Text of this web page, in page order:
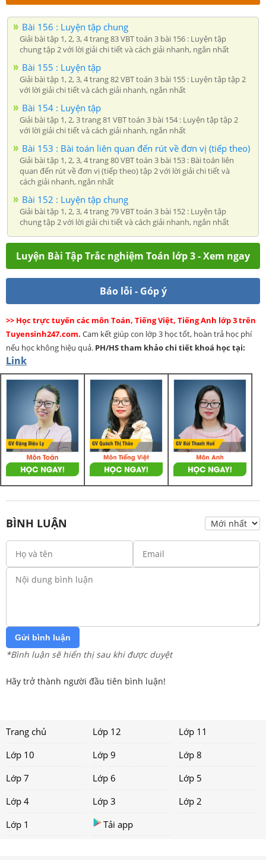
Bài 156 : Luyện tập chung
Giải bài tập 1, 2, 3, 4 trang 83 VBT toán 3 bài 156 : Luyện tập
chung tập 2 với lời giải chi tiết và cách giải nhanh, ngắn nhất
Bài 155 : Luyện tập
Giải bài tập 1, 2, 3, 4 trang 82 VBT toán 3 bài 155 : Luyện tập tập 2
với lời giải chi tiết và cách giải nhanh, ngắn nhất
Bài 154 : Luyện tập
Giải bài tập 1, 2, 3 trang 81 VBT toán 3 bài 154 : Luyện tập tập 2
với lời giải chi tiết và cách giải nhanh, ngắn nhất
Bài 153 : Bài toán liên quan đến rút về đơn vị (tiếp theo)
Giải bài tập 1, 2, 3, 4 trang 80 VBT toán 3 bài 153 : Bài toán liên
quan đến rút về đơn vị (tiếp theo) tập 2 với lời giải chi tiết và
cách giải nhanh, ngắn nhất
Bài 152 : Luyện tập chung
Giải bài tập 1, 2, 3, 4 trang 79 VBT toán 3 bài 152 : Luyện tập
chung tập 2 với lời giải chi tiết và cách giải nhanh, ngắn nhất
Luyện Bài Tập Trắc nghiệm Toán lớp 3 - Xem ngay
Báo lỗi - Góp ý
>> Học trực tuyến các môn Toán, Tiếng Việt, Tiếng Anh lớp 3 trên
Tuyensinh247.com. Cam kết giúp con lớp 3 học tốt, hoàn trả học phí
nếu học không hiệu quả. PH/HStham khảo chi tiết khoá học tại:
Link
BÌNH LUẬN
Gửi bình luận
*Bình luận sẽ hiển thị sau khi được duyệt
Hãy trở thành người đầu tiên bình luận!
Trang chủ Lớp 12
Lớp 11
Lớp 10
Lớp 9
Lớp 8
Lớp 7
Lớp 6
Lớp 5
Lớp 4
Lớp 3
Lớp 2
Lớp 1
Tải app